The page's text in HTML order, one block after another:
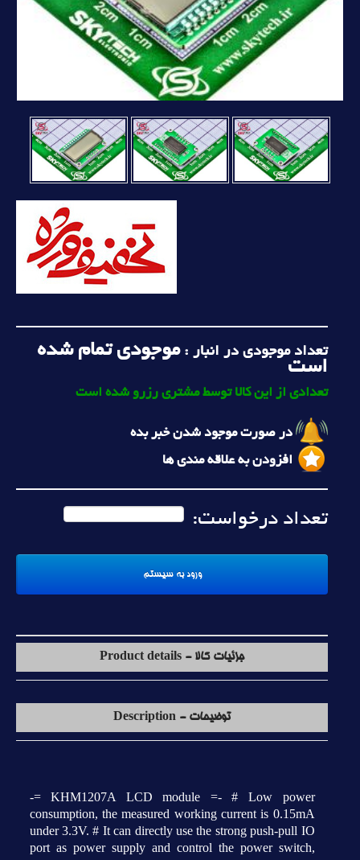
تعداد موجودی در انبار :موجودی تمام شده
است
تعدادی از این کالا توسط مشتری رزرو شده است
در صورت موجود شدن خبر بده
افزودن به علاقه مندی ها
تعداد درخواست:
جزئیات کالا - Product details
توضیحات - Description
-= KHM1207A LCD module =- # Low power
consumption, the measured working current is 0.15mA
under 3.3V. # It can directly use the strong push-pull IO
port as power supply and control the power switch,